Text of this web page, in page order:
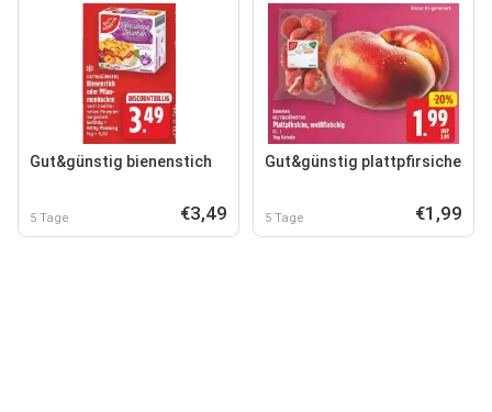
Gut&günstig bienenstich
5 Tage €3,49
Gut&günstig plattpfirsiche
5 Tage €1,99